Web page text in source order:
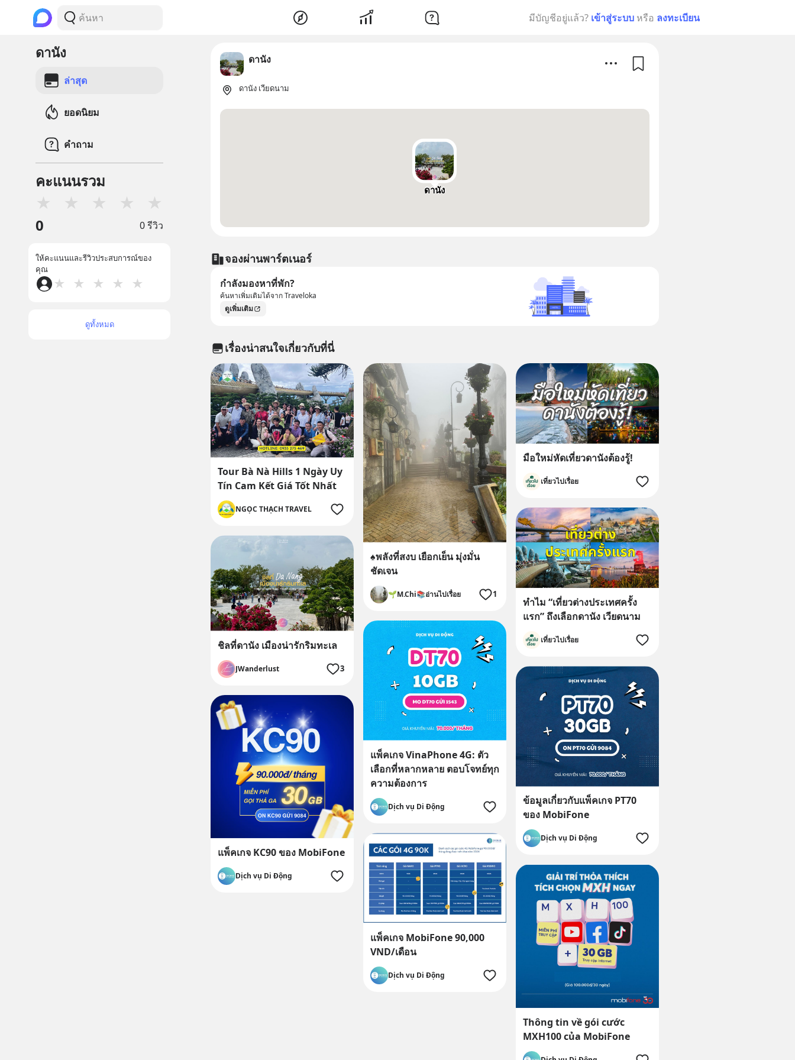
มีบัญชีอยู่แล้ว? เข้าสู่ระบบ หรือ ลงทะเบียน
ดานัง
ล่าสุด
ยอดนิยม
คำถาม
คะแนนรวม
★ ★ ★ ★ ★
0 0 รีวิว
ให้คะแนนและรีวิวประสบการณ์ของ
คุณ
★ ★ ★ ★ ★
ดูทั้งหมด
ดานัง
ดานัง เวียดนาม
ดานัง
จองผ่านพาร์ตเนอร์
กำลังมองหาที่พัก?
ค้นหาเพิ่มเติมได้จาก Traveloka
ดูเพิ่มเติม
เรื่องน่าสนใจเกี่ยวกับที่นี่
Tour Bà Nà Hills 1 Ngày Uy
Tín Cam Kết Giá Tốt Nhất
NGỌC THẠCH TRAVEL
♠️พลังที่สงบ เยือกเย็น มุ่งมั่น
ชัดเจน
🌱M.Chi📚อ่านไปเรื่อย 1
มือใหม่หัดเที่ยวดานังต้องรู้!
เที่ยวไปเรื่อย
ทำไม “เที่ยวต่างประเทศครั้ง
แรก” ถึงเลือกดานัง เวียดนาม
เที่ยวไปเรื่อย
ชิลที่ดานัง เมืองน่ารักริมทะเล
JWanderlust 3
แพ็คเกจ VinaPhone 4G: ตัว
เลือกที่หลากหลาย ตอบโจทย์ทุก
ความต้องการ
Dịch vụ Di Động
ข้อมูลเกี่ยวกับแพ็คเกจ PT70
ของ MobiFone
Dịch vụ Di Động
แพ็คเกจ KC90 ของ MobiFone
Dịch vụ Di Động
แพ็คเกจ MobiFone 90,000
VND/เดือน
Dịch vụ Di Động
Thông tin về gói cước
MXH100 của MobiFone